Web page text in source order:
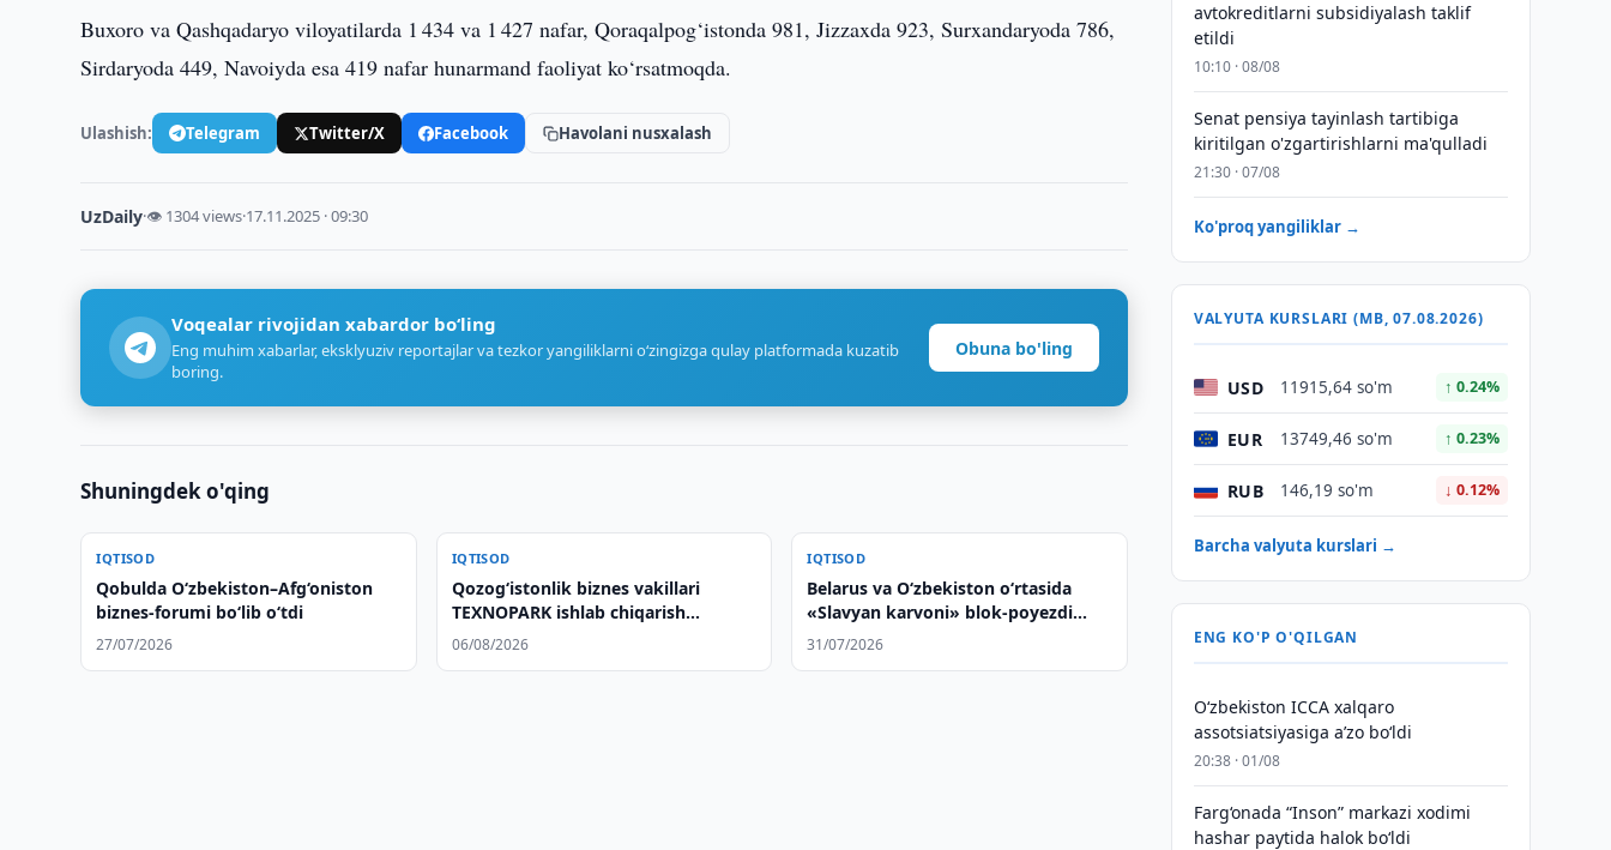
Buxoro va Qashqadaryo viloyatilarda 1 434 va 1 427 nafar, Qoraqalpog‘istonda 981, Jizzaxda 923, Surxandaryoda 786,
Sirdaryoda 449, Navoiyda esa 419 nafar hunarmand faoliyat ko‘rsatmoqda.
Ulashish: Telegram Twitter/X Facebook Havolani nusxalash
UzDaily·👁 1304 views·17.11.2025 · 09:30
Voqealar rivojidan xabardor bo‘ling
Eng muhim xabarlar, eksklyuziv reportajlar va tezkor yangiliklarni o‘zingizga qulay platformada kuzatib
boring.
Obuna bo'ling
Shuningdek o'qing
IQTISOD
Qobulda O‘zbekiston–Afg‘oniston
biznes-forumi bo‘lib o‘tdi
27/07/2026
IQTISOD
Qozogʻistonlik biznes vakillari
TEXNOPARK ishlab chiqarish
korxonalariga tashrif buyurishdi
06/08/2026
IQTISOD
Belarus va O‘zbekiston o‘rtasida
«Slavyan karvoni» blok-poyezdi
yo‘lga qo‘yildi
31/07/2026
avtokreditlarni subsidiyalash taklif
etildi
10:10 · 08/08
Senat pensiya tayinlash tartibiga
kiritilgan o'zgartirishlarni ma'qulladi
21:30 · 07/08
Ko'proq yangiliklar →
VALYUTA KURSLARI (MB, 07.08.2026)
USD 11915,64 so'm ↑ 0.24%
EUR 13749,46 so'm ↑ 0.23%
RUB 146,19 so'm ↓ 0.12%
Barcha valyuta kurslari →
ENG KO'P O'QILGAN
O‘zbekiston ICCA xalqaro
assotsiatsiyasiga aʼzo bo‘ldi
20:38 · 01/08
Farg‘onada “Inson” markazi xodimi
hashar paytida halok bo‘ldi